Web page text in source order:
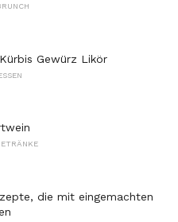
Gewürz Likör
die mit eingemachten